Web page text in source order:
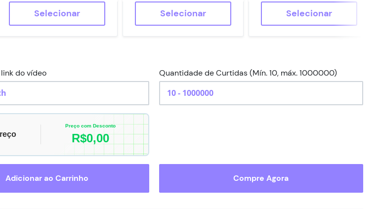
Selecionar Selecionar Selecionar
do vídeo Quantidade de Curtidas (Mín. 10, máx. 1000000)
Preço com Desconto
R$0,00
Adicionar ao Carrinho Compre Agora